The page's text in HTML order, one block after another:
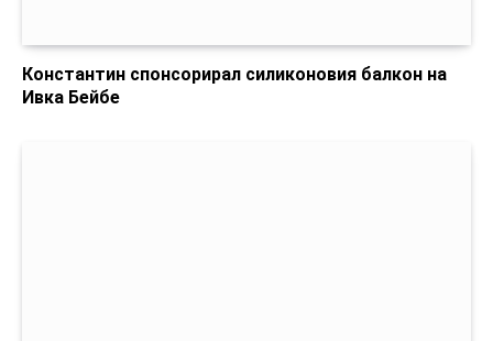
Константин спонсорирал силиконовия балкон на
Ивка Бейбе